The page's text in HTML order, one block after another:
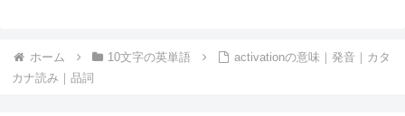
ホーム 10文字の英単語
activationの意味｜発音｜カタ
カナ読み｜品詞